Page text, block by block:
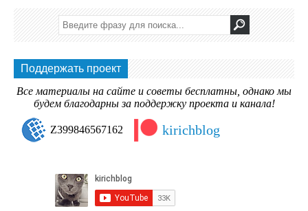
Поддержать проект
Все материалы на сайте и советы бесплатны, однако мы
будем благодарны за поддержку проекта и канала!
Z399846567162 kirichblog